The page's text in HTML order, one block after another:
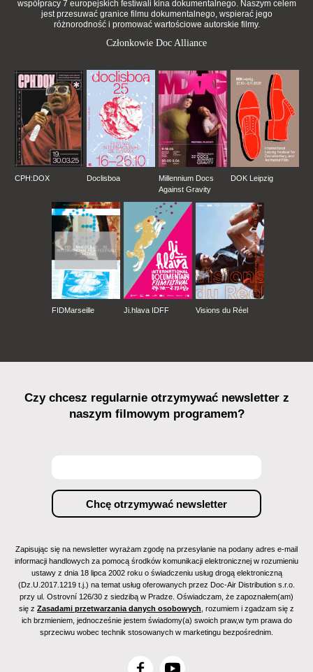
współpracy 7 europejskich festiwali kina dokumentalnego. Naszym celem
jest przesuwać granice filmu dokumentalnego, wspierać jego
różnorodność i promować wartościowe autorskie filmy.
Członkowie Doc Alliance
CPH:DOX Doclisboa
Millennium Docs
Against Gravity
DOK Leipzig
FIDMarseille Ji.hlava IDFF Visions du Réel
Czy chcesz regularnie otrzymywać newsletter z
naszym filmowym programem?
Zapisując się na newsletter wyrażam zgodę na przesyłanie na podany adres e-mail
informacji handlowych za pomocą środków komunikacji elektronicznej w rozumieniu
ustawy z dnia 18 lipca 2002 roku o świadczeniu usług drogą elektroniczną
(Dz.U.2017.1219 t.j.) na temat usług oferowanych przez Doc-Air Distribution s.r.o.
przy ul. Ostrovní 126/30 z siedzibą w Pradze. Oświadczam, że zapoznałem(am)
się z Zasadami przetwarzania danych osobowych , rozumiem i zgadzam się z
ich brzmieniem, jednocześnie jestem świadomy(a) swoich praw,w tym prawa do
sprzeciwu wobec technik stosowanych w marketingu bezpośrednim.